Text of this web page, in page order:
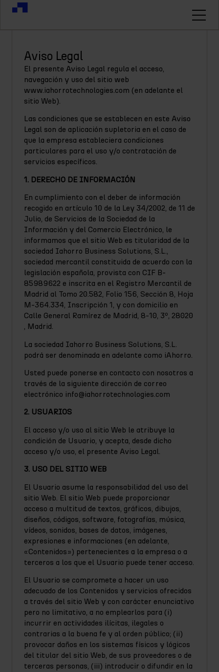
Aviso Legal
El presente Aviso Legal regula el acceso,
navegación y uso del sitio web
www.iahorrotechnologies.com (en adelante el
sitio Web).
Las condiciones que se establecen en este Aviso
Legal son de aplicación supletoria en el caso de
que la empresa estableciera condiciones
particulares para el uso y/o contratación de
servicios específicos.
1. DERECHO DE INFORMACIÓN
En cumplimiento con el deber de información
recogido en artículo 10 de la Ley 34/2002, de 11 de
Julio, de Servicios de la Sociedad de la
Información y del Comercio Electrónico, le
informamos que el sitio Web es titularidad de la
sociedad Iahorro Business Solutions, S.L.,
sociedad mercantil constituida de acuerdo con la
legislación española, provista con CIF B-
85989622 e inscrita en el Registro Mercantil de
Madrid al Tomo 20.582, Folio 156, Sección 8, Hoja
M-364.334, Inscripción 1, y con domicilio en
Calle General Ramírez de Madrid, 8-10, 3º, 28020
, Madrid.
La sociedad Iahorro Business Solutions, S.L.
podrá ser denominada en adelante como iAhorro.
Usted puede ponerse en contacto con nosotros a
través de la siguiente dirección de correo
electrónico info@iahorrotechnologies.com
2. USUARIOS
El acceso y/o uso al sitio Web le atribuye la
condición de Usuario, y acepta, desde dicho
acceso y/o uso, el presente Aviso Legal.
3. USO DEL SITIO WEB
El Usuario asume la responsabilidad del uso del
sitio Web. El sitio Web puede proporcionar
acceso a multitud de textos, gráficos, dibujos,
diseños, códigos, software, fotografías, música,
vídeos, sonidos, bases de datos, imágenes,
expresiones e informaciones (en adelante,
«Contenidos») pertenecientes a la empresa o a
terceros a los que el Usuario puede tener acceso.
El Usuario se compromete a hacer un uso
adecuado de los Contenidos y servicios ofrecidos
a través del sitio Web y con carácter enunciativo
pero no limitativo, a no emplearlos para (i)
incurrir en actividades ilícitas, ilegales o
contrarias a la buena fe y al orden público; (ii)
provocar daños en los sistemas físicos y lógicos
del titular del sitio Web, de sus proveedores o de
terceras personas, (iii) introducir o difundir en la